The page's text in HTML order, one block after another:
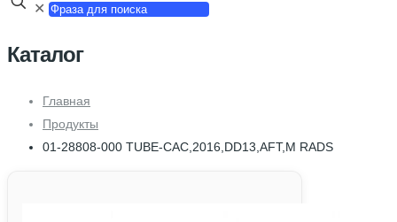
✕
Каталог
Главная
Продукты
01-28808-000 TUBE-CAC,2016,DD13,AFT,M RADS